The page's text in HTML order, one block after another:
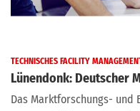
TECHNISCHES FACILITY
Lünendonk: Deutscher
Das Marktforschungs- und